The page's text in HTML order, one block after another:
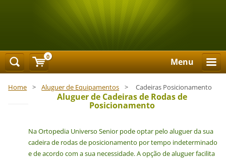
Menu
Home > Aluguer de Equipamentos > Cadeiras Posicionamento
Aluguer de Cadeiras de Rodas de
Posicionamento
Na Ortopedia Universo Senior pode optar pelo aluguer da sua
cadeira de rodas de posicionamento por tempo indeterminado
e de acordo com a sua necessidade. Aopção de aluguer facilita
0